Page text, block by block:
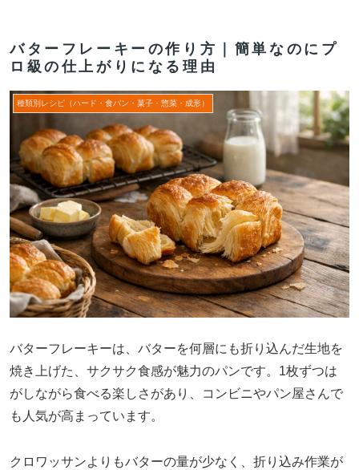
バターフレーキーの作り方｜簡単なのにプ
ロ級の仕上がりになる理由
種類別レシピ（ハード・食パン・菓子・惣菜・成形）
バターフレーキーは、バターを何層にも折り込んだ生地を
焼き上げた、サクサク食感が魅力のパンです。1枚ずつは
がしながら食べる楽しさがあり、コンビニやパン屋さんで
も人気が高まっています。
クロワッサンよりもバターの量が少なく、折り込み作業が